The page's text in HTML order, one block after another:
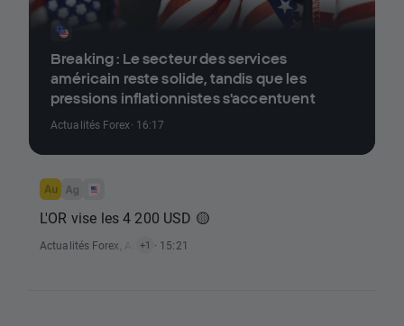
Breaking : Le secteur des services
américain reste solide, tandis que les
pressions inflationnistes s'accentuent
Actualités Forex· 16:17
L'OR vise les 4 200 USD 🟡
Actualités Forex Actualités Matières Premières
+1 · 15:21